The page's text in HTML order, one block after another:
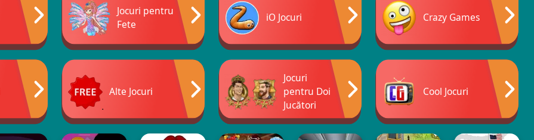
Jocuri pentru
Fete
iO Jocuri Crazy Games
Alte Jocuri
Jocuri
pentru Doi
Jucători
Cool Jocuri